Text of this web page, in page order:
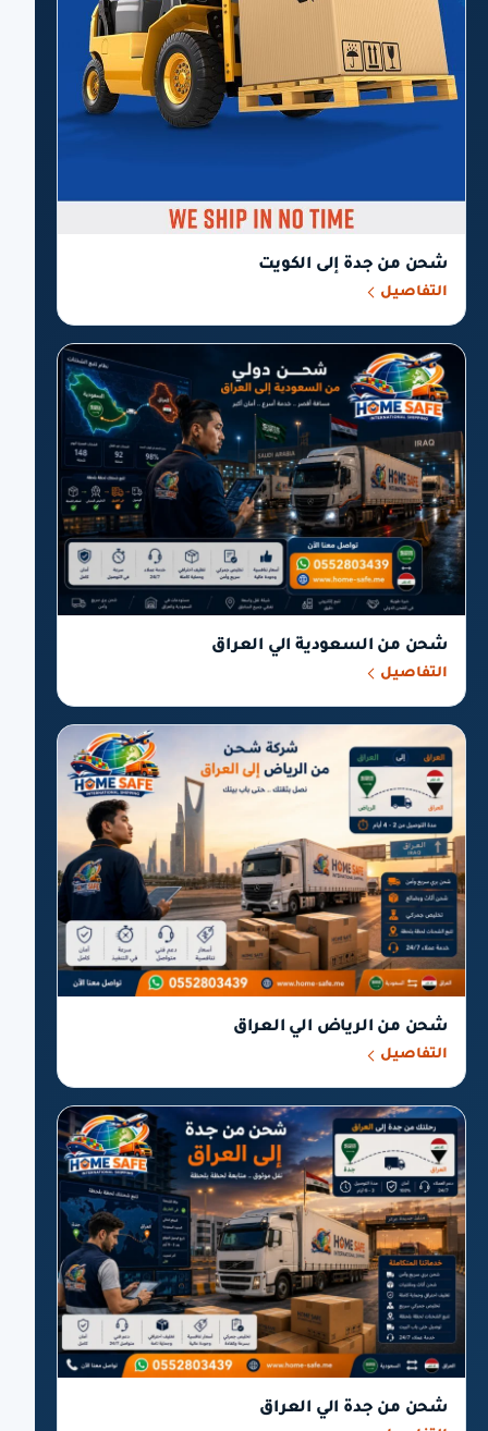
شحن من جدة إلى الكويت
التفاصيل
شحن من السعودية الي العراق
التفاصيل
شحن من الرياض الي العراق
التفاصيل
شحن من جدة الي العراق